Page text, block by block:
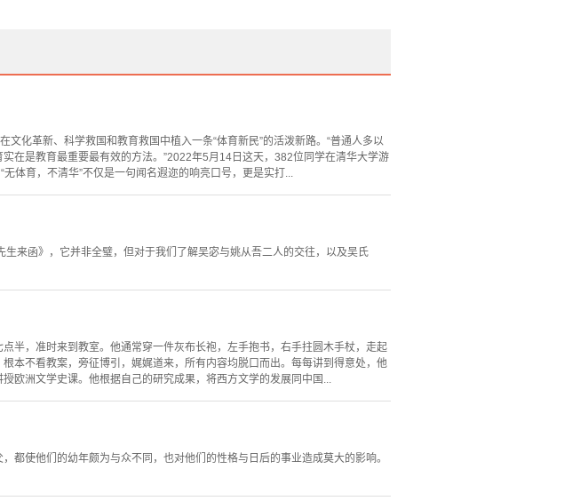
化革新、科学救国和教育救国中植入一条“体育新民”的活泼新路。“普通人多以
在是教育最重要最有效的方法。”2022年5月14日这天，382位同学在清华大学游
体育，不清华”不仅是一句闻名遐迩的响亮口号，更是实打...
来函》，它并非全璧，但对于我们了解吴宓与姚从吾二人的交往，以及吴氏
半，准时来到教室。他通常穿一件灰布长袍，左手抱书，右手拄圆木手杖，走起
本不看教案，旁征博引，娓娓道来，所有内容均脱口而出。每每讲到得意处，他
欧洲文学史课。他根据自己的研究成果，将西方文学的发展同中国...
都使他们的幼年颇为与众不同，也对他们的性格与日后的事业造成莫大的影响。